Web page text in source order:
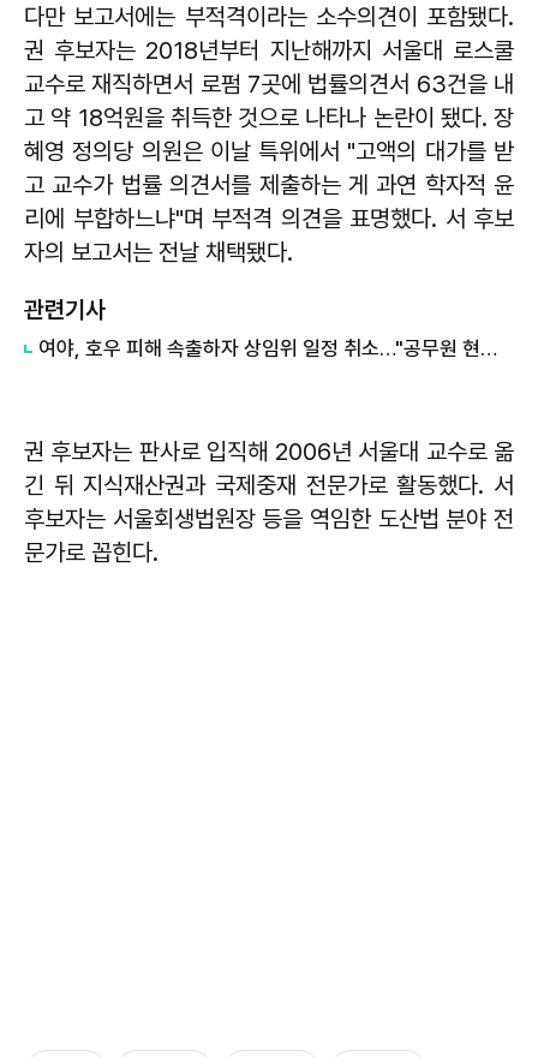
다만 보고서에는 부적격이라는 소수의견이 포함됐다.
권 후보자는 2018년부터 지난해까지 서울대 로스쿨
교수로 재직하면서 로펌 7곳에 법률의견서 63건을 내
고 약 18억원을 취득한 것으로 나타나 논란이 됐다. 장
혜영 정의당 의원은 이날 특위에서 "고액의 대가를 받
고 교수가 법률 의견서를 제출하는 게 과연 학자적 윤
리에 부합하느냐"며 부적격 의견을 표명했다. 서 후보
자의 보고서는 전날 채택됐다.
관련기사
여야, 호우 피해 속출하자 상임위 일정 취소…"공무원 현장 집중 필요"
권 후보자는 판사로 입직해 2006년 서울대 교수로 옮
긴 뒤 지식재산권과 국제중재 전문가로 활동했다. 서
후보자는 서울회생법원장 등을 역임한 도산법 분야 전
문가로 꼽힌다.